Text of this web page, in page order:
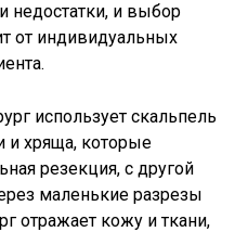
недостатки, и выбор
от индивидуальных
использует скальпель
и хряща, которые
резекция, с другой
маленькие разрезы
отражает кожу и ткани,